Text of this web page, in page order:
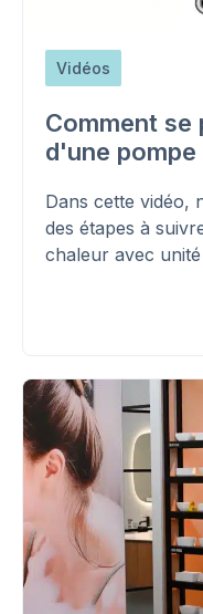
Vidéos
Comment se
d'une pompe
Dans cette vidéo,
des étapes à
chaleur avec